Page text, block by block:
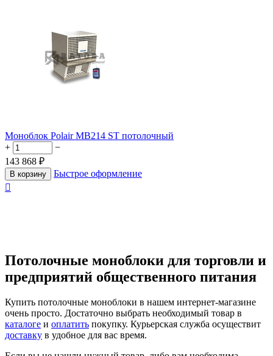
Моноблок Polair MB214 ST потолочный
+
−
143 868 ₽
В корзину
Быстрое оформление

Потолочные моноблоки для торговли и
предприятий общественного питания
Купить потолочные моноблоки в нашем интернет-магазине
очень просто. Достаточно выбрать необходимый товар в
каталоге и оплатить покупку. Курьерская служба осуществит
доставку в удобное для вас время.